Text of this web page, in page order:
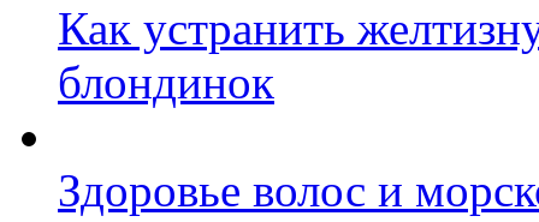
Как устранить
блондинок
Здоровье волос и